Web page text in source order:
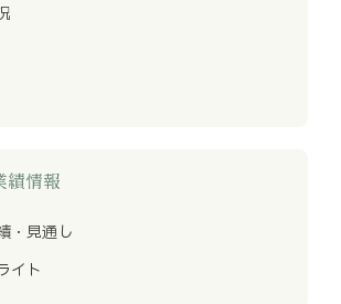
績情報
・見通し
イト